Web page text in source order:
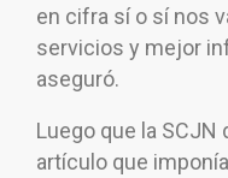
en cifra sí o sí nos
servicios y mejor
aseguró.
Luego que la
artículo que